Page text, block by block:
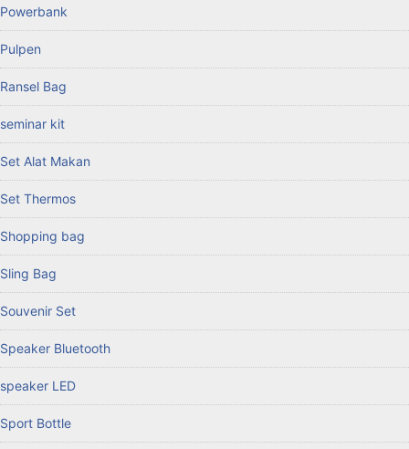
Powerbank
Pulpen
Ransel Bag
seminar kit
Set Alat Makan
Set Thermos
Shopping bag
Sling Bag
Souvenir Set
Speaker Bluetooth
speaker LED
Sport Bottle